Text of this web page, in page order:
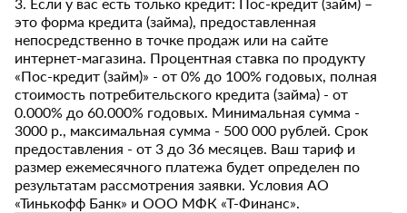
это форма кредита (займа), предоставленная
непосредственно в точке продаж или на сайте
интернет-магазина. Процентная ставка по продукту
«Пос-кредит (займ)» - от 0% до 100% годовых, полная
стоимость потребительского кредита (займа) - от
0.000% до 60.000% годовых. Минимальная сумма -
3000 р., максимальная сумма - 500 000 рублей. Срок
предоставления - от 3 до 36 месяцев. Ваш тариф и
размер ежемесячного платежа будет определен по
результатам рассмотрения заявки. Условия АО
«Тинькофф Банк» и ООО МФК «Т-Финанс».